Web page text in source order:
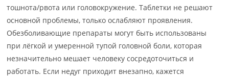
тошнота/рвота или головокружение. Таблетки не решают
основной проблемы, только ослабляют проявления.
Обезболивающие препараты могут быть использованы
при лёгкой и умеренной тупой головной боли, которая
незначительно мешает человеку сосредоточиться и
работать. Если недуг приходит внезапно, кажется